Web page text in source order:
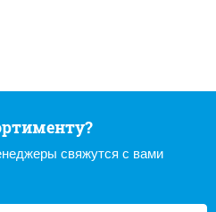
свяжутся с вами